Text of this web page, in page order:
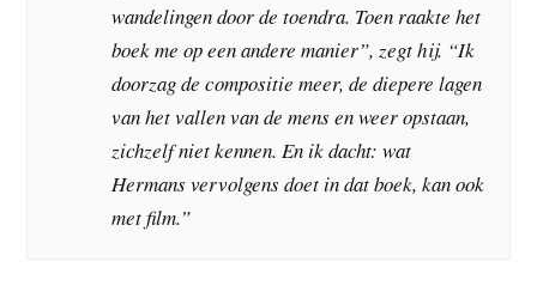
wandelingen door de toendra. Toen raakte het
boek me op een andere manier”, zegt hij. “Ik
doorzag de compositie meer, de diepere lagen
van het vallen van de mens en weer opstaan,
zichzelf niet kennen. En ik dacht: wat
Hermans vervolgens doet in dat boek, kan ook
met film.”